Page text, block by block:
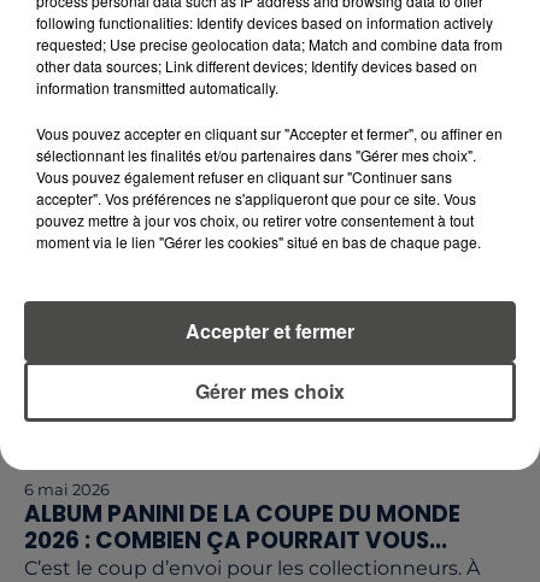
MAI À VÉLO 2026 : LA BRETAGNE ET LES PAYS
DE LA LOIRE EN ROUE LIBRE...
Chaque année, Mai à Vélo transforme les routes,
pistes cyclables et centres-villes en terrains
En...
6 mai 2026
ALBUM PANINI DE LA COUPE DU MONDE
2026 : COMBIEN ÇA POURRAIT VOUS...
C’est le coup d’envoi pour les collectionneurs. À
following functionalities: Identify devices based on information actively
requested; Use precise geolocation data; Match and combine data from
other data sources; Link different devices; Identify devices based on
information transmitted automatically.
Vous pouvez accepter en cliquant sur "Accepter et fermer", ou affiner en
sélectionnant les finalités et/ou partenaires dans "Gérer mes choix".
Vous pouvez également refuser en cliquant sur "Continuer sans
accepter". Vos préférences ne s'appliqueront que pour ce site. Vous
pouvez mettre à jour vos choix, ou retirer votre consentement à tout
moment via le lien "Gérer les cookies" situé en bas de chaque page.
Gérer mes choix
Accepter et fermer